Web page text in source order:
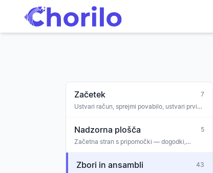
Začetek
7
Ustvari račun, sprejmi povabilo, ustvari prvi
Nadzorna plošča
5
Začetna stran s pripomočki — dogodki,
Zbori in ansambli 43